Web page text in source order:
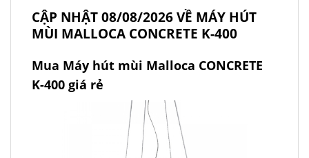
CẬP NHẬT 08/08/2026 VỀ MÁY HÚT
MÙI MALLOCA CONCRETE K-400
Mua Máy hút mùi Malloca CONCRETE
K-400 giá rẻ